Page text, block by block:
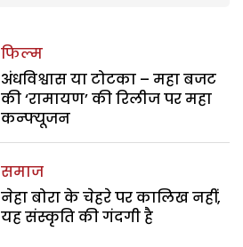
फिल्म
अंधविश्वास या टोटका – महा बजट
की ‘रामायण’ की रिलीज पर महा
कन्फ्यूजन
समाज
नेहा बोरा के चेहरे पर कालिख नहीं,
यह संस्कृति की गंदगी है